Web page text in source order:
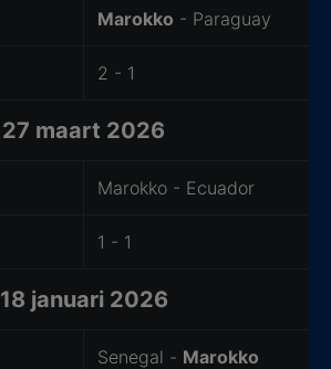
Marokko - Paraguay
2 - 1
27 maart 2026
Marokko - Ecuador
1 - 1
18 januari 2026
Senegal - Marokko